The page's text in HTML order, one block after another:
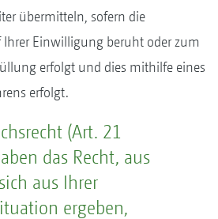
übermitteln, sofern die
Ihrer Einwilligung beruht oder zum
erfolgt und dies mithilfe eines
erfolgt.
(Art. 21
das Recht, aus
aus Ihrer
ergeben,